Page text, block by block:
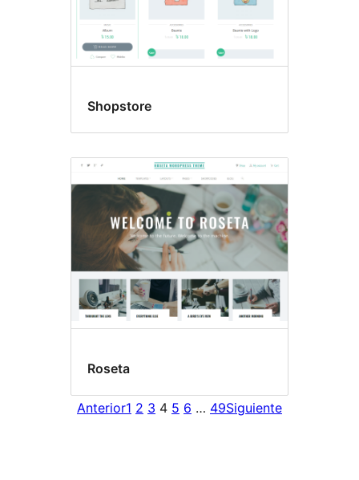
Shopstore
Roseta
Anterior1 2 3 4 5 6 … 49Siguiente